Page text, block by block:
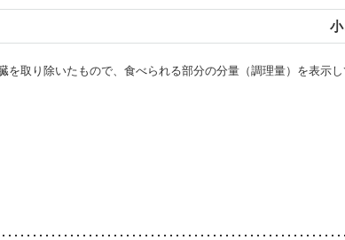
取り除いたもので、食べられる部分の分量（調理量）を表示し